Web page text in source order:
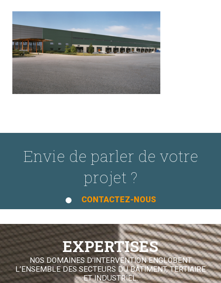
Envie de parler de votre
projet ?
CONTACTEZ-NOUS
EXPERTISES
NOS DOMAINES D'INTERVENTION ENGLOBENT
L’ENSEMBLE DES SECTEURS DU BÂTIMENT, TERTIAIRE
ET INDUSTRIEL.